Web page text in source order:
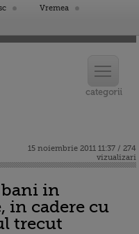
Vremea
15 noiembrie 2011 11:37 / 274
vizualizari
in
in cadere cu
trecut